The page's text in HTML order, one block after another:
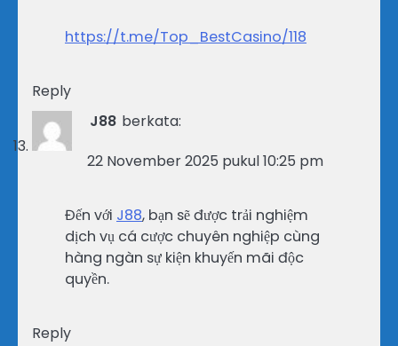
https://t.me/Top_BestCasino/118
Reply
J88 berkata:
22 November 2025 pukul 10:25 pm
Đến với J88, bạn sẽ được trải nghiệm
dịch vụ cá cược chuyên nghiệp cùng
hàng ngàn sự kiện khuyến mãi độc
quyền.
Reply